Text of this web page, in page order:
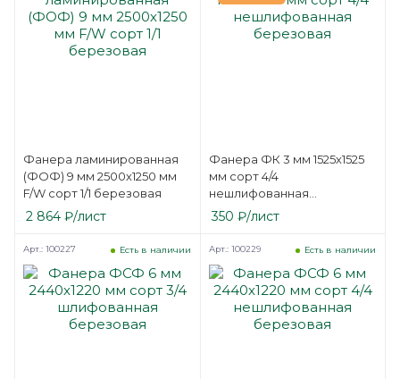
Фанера ламинированная
(ФОФ) 9 мм 2500х1250 мм
F/W сорт 1/1 березовая
2 864 ₽/лист
Фанера ФК 3 мм 1525х1525
мм сорт 4/4
нешлифованная
березовая
350 ₽/лист
Есть в наличии
Арт.: 100227 Есть в наличии
Арт.: 100229